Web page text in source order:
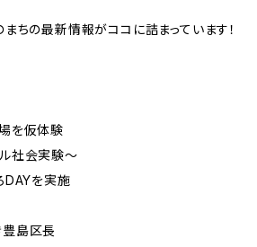
ちの最新情報がココに詰まっています！
を仮体験
社会実験～
DAYを実施
島区長